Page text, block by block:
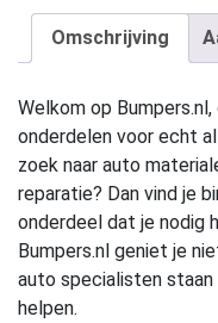
Omschrijving
Welkom op
onderdelen voor echt
zoek naar auto
reparatie? Dan vind je
onderdeel dat je nodig
Bumpers.nl geniet je
auto specialisten
helpen.